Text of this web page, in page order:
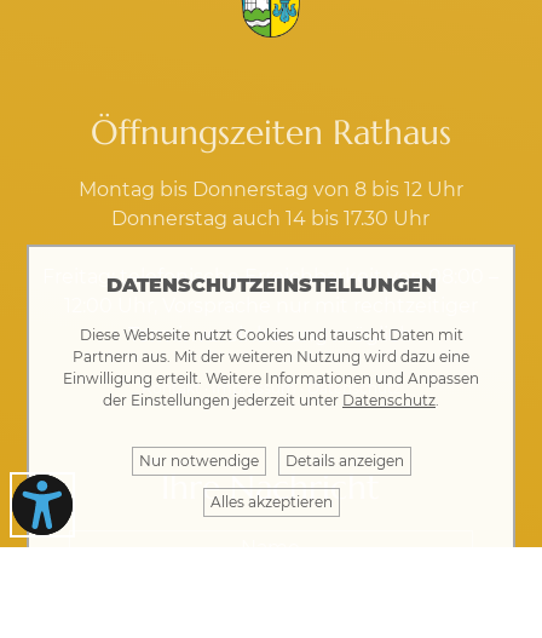
Öffnungszeiten Rathaus
Montag bis Donnerstag von 8 bis 12 Uhr
Donnerstag auch 14 bis 17.30 Uhr
Freitag: telefonische Erreichbarkeit von 08:00 –
Terminvereinbarung möglich
Kontakt·Impressum· Datenschutz
Ihre Nachricht
DATENSCHUTZEINSTELLUNGEN
Diese Webseite nutzt Cookies und tauscht Daten mit
Partnern aus. Mit der weiteren Nutzung wird dazu eine
Einwilligung erteilt. Weitere Informationen und Anpassen
der Einstellungen jederzeit unter Datenschutz.
Nur notwendige Details anzeigen
Alles akzeptieren